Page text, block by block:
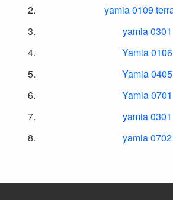
yamia 0109
yamia 0301
Yamia 0106
Yamia 0405
Yamia 0701
yamia 0301
yamia 0702